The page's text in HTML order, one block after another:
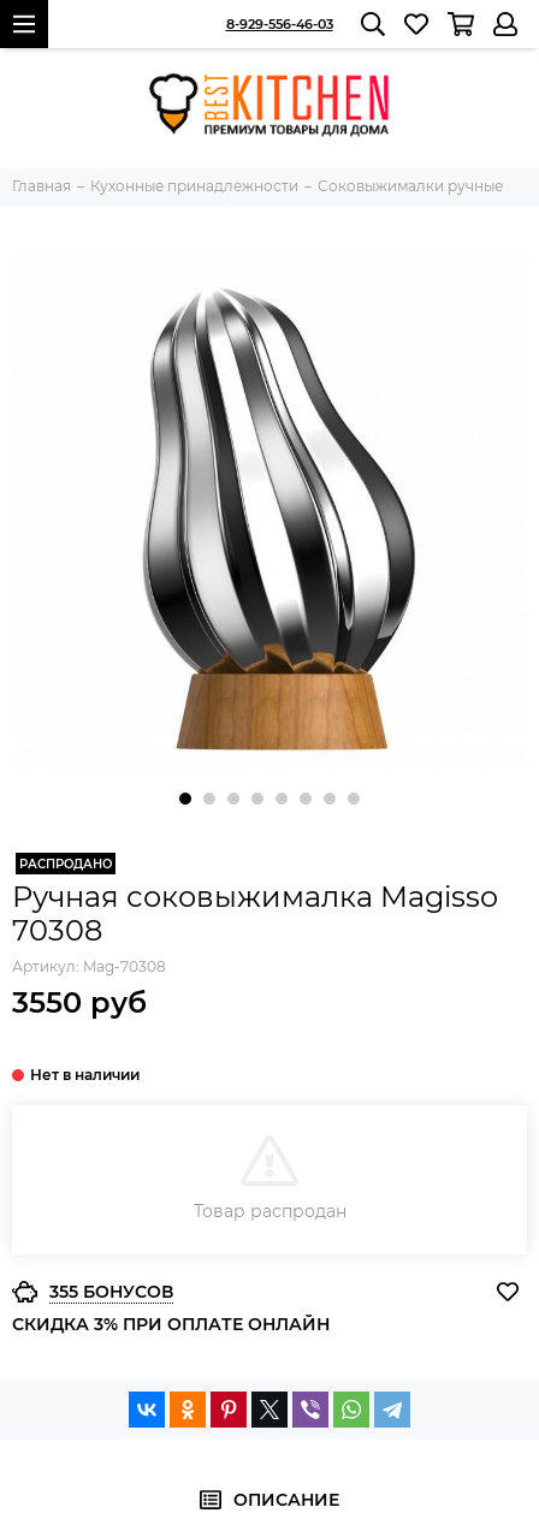
8-929-556-46-03
Главная Кухонные принадлежности Соковыжималки ручные
РАСПРОДАНО
Ручная соковыжималка Magisso
70308
Артикул: Mag-70308
3550 руб
ЗАКАЗ В ОДИН КЛИК
Товар распродан
355 БОНУСОВ
СКИДКА 3% ПРИ ОПЛАТЕ ОНЛАЙН
ОПИСАНИЕ